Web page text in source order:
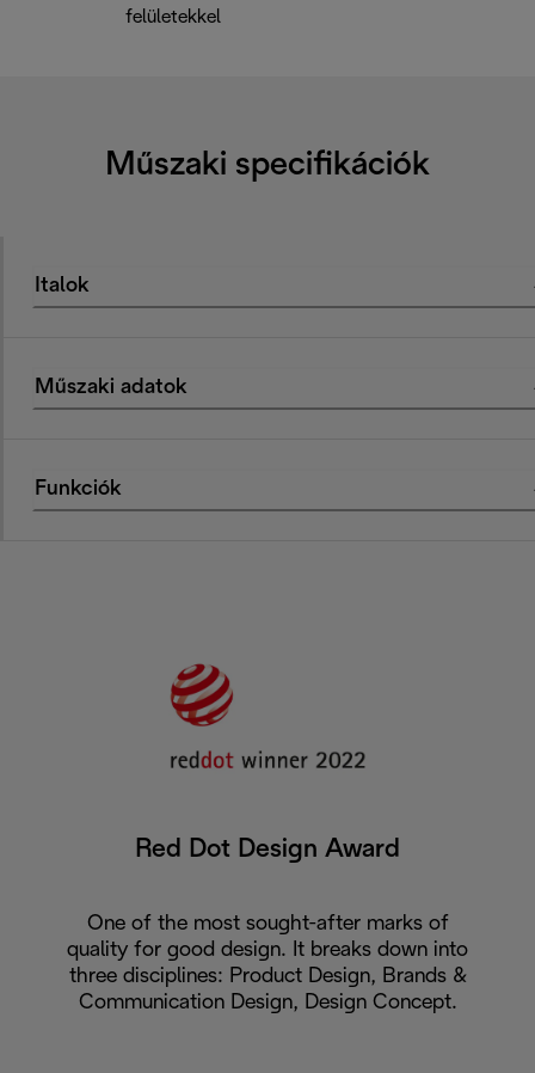
felületekkel
Műszaki specifikációk
Italok
Műszaki adatok
Funkciók
Red Dot Design Award
One of the most sought-after marks of
quality for good design. It breaks down into
three disciplines: Product Design, Brands &
Communication Design, Design Concept.